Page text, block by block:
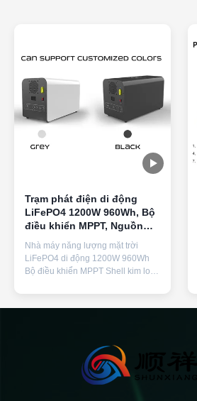
Trạm phát điện di động
LiFePO4 1200W 960Wh, Bộ
điều khiển MPPT, Nguồn
cung cấp năng lượng lưu
trữ
Nhà máy năng lượng mặt trời
LiFePO4 di động 1200W 960Wh
Bộ điều khiển MPPT Shell kim loại
ngoài trời tại nhà Thông số kỹ
thuật sản phẩm Tên sản phẩm
pin Pin Lithium Iron Phosphate
Công suất 960Wh 6S1P DC ...